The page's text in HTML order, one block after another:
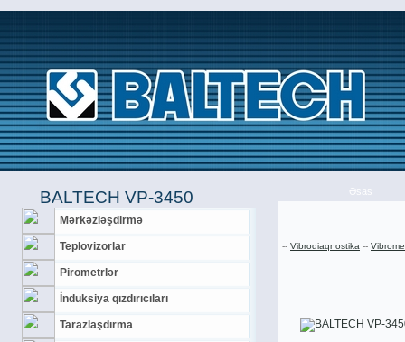
Əsas
BALTECH VP-3450
Mәrkәzlәşdirmә
Teplovizorlar
Pirometrlәr
İnduksiya qızdırıcıları
Tarazlaşdırma
-- Vibrodiaqnostika --